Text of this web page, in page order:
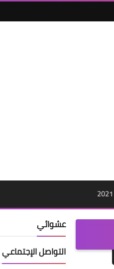
عشوائي
التواصل الإجتماعي